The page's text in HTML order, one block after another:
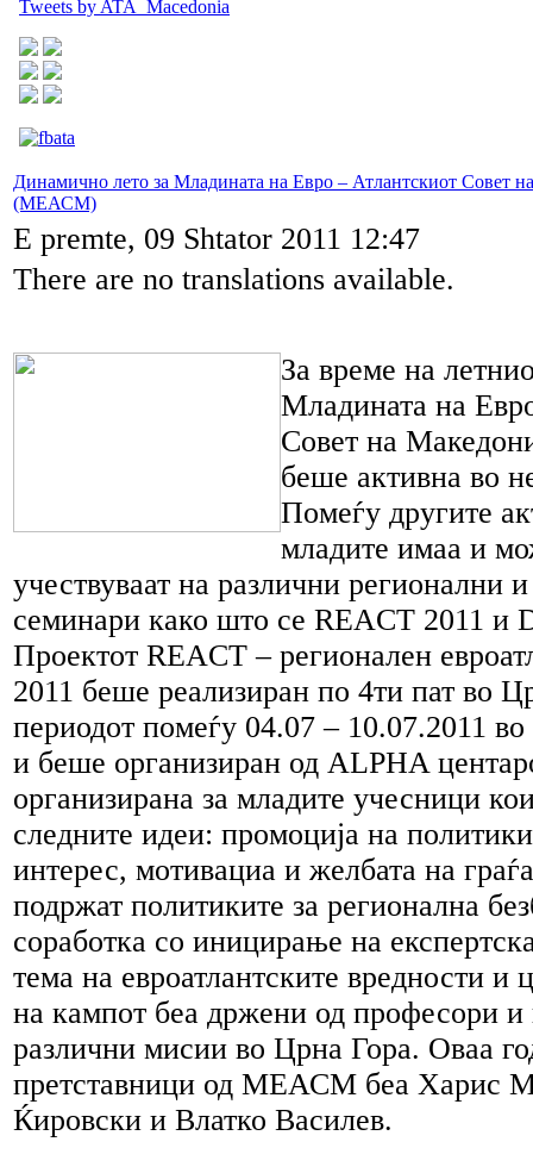
Tweets by ATA_Macedonia
Динамично лето за Младината на Евро – Атлантскиот Совет
(МЕАСМ)
E premte, 09 Shtator 2011 12:47
There are no translations available.
За време на
Младината на
Совет на
беше активна во
Помеѓу другите
младите имаа и
учествуваат на различни регионални
семинари како што се REACT 2011 и
Проектот REACT – регионален
2011 беше реализиран по 4ти пат во
периодот помеѓу 04.07 – 10.07.2011
и беше организиран од ALPHA
организирана за младите учесници
следните идеи: промоција на
интерес, мотивациа и желбата на
подржат политиките за регионална
соработка со иницирање на
тема на евроатлантските вредности и
на кампот беа држени од професори и
различни мисии во Црна Гора. Оваа
претставници од МЕАСМ беа Харис
Ќировски и Влатко Василев.